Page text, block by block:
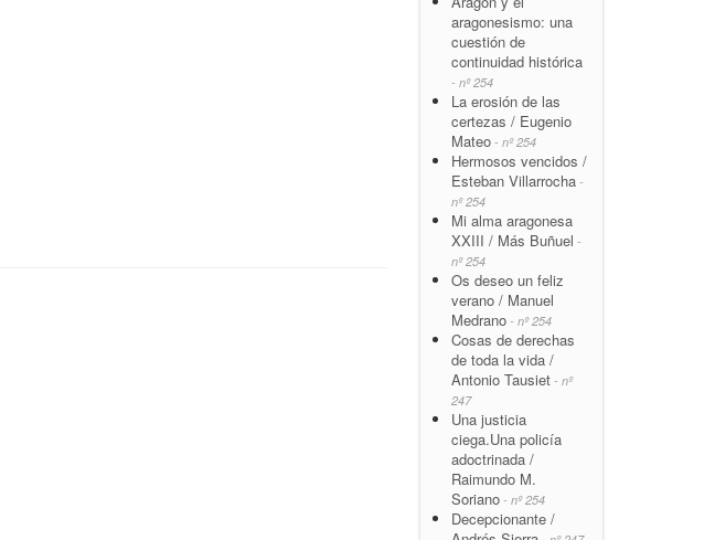
aragonesismo: una
cuestión de
continuidad histórica
- nº 254
La erosión de las
certezas / Eugenio
Mateo - nº 254
Hermosos vencidos /
Esteban Villarrocha -
nº 254
Mi alma aragonesa
XXIII / Más Buñuel -
nº 254
Os deseo un feliz
verano / Manuel
Medrano - nº 254
Cosas de derechas
de toda la vida /
Antonio Tausiet - nº
247
Una justicia
ciega.Una policía
adoctrinada /
Raimundo M.
Soriano - nº 254
Decepcionante /